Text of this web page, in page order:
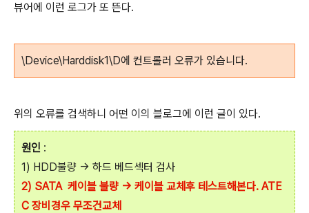
뷰어에 이런 로그가 또 뜬다.
\Device\Harddisk1\D에 컨트롤러 오류가 있습니다.
위의 오류를 검색하니 어떤 이의 블로그에 이런 글이 있다.
원인 :
1) HDD불량 -> 하드 베드섹터 검사
2) SATA 케이블 불량 -> 케이블 교체후 테스트해본다. ATE
C 장비경우 무조건교체